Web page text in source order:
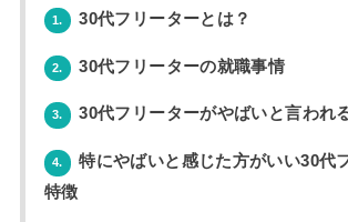
1. 30代フリーターとは？
2. 30代フリーターの就職事情
3. 30代フリーターがやばいと言われ
4.
特にやばいと感じた方がいい30代
特徴